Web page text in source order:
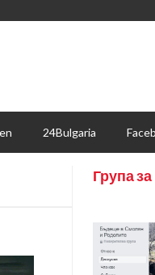
24Bulgaria
Група